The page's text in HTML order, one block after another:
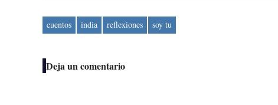
cuentos india reflexiones soy tu
Deja un comentario